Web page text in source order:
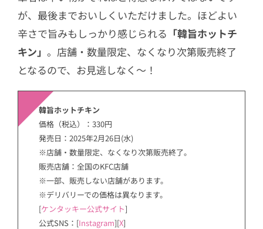
が、最後までおいしくいただけました。ほどよい
辛さで旨みもしっかり感じられる 「韓旨ホットチ
キン」 。店舗・数量限定、なくなり次第販売終了
となるので、お見逃しなく～！
韓旨ホットチキン
価格（税込）：330円
発売日：2025年2月26日(水)
※店舗・数量限定、なくなり次第販売終了。
販売店舗：全国のKFC店舗
※一部、販売しない店舗があります。
※デリバリーでの価格は異なります。
[ケンタッキー公式サイト]
公式SNS：[Instagram][X]